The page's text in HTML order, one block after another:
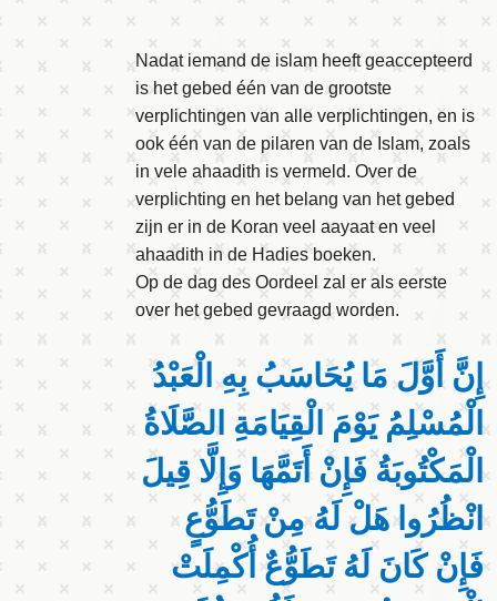
Nadat iemand de islam heeft geaccepteerd
is het gebed één van de grootste
verplichtingen van alle verplichtingen, en is
ook één van de pilaren van de Islam, zoals
in vele ahaadith is vermeld. Over de
verplichting en het belang van het gebed
zijn er in de Koran veel aayaat en veel
ahaadith in de Hadies boeken.
Op de dag des Oordeel zal er als eerste
over het gebed gevraagd worden.
إِنَّ أَوَّلَ مَا يُحَاسَبُ بِهِ الْعَبْدُ
الْمُسْلِمُ يَوْمَ الْقِيَامَةِ الصَّلَاةُ
الْمَكْتُوبَةُ فَإِنْ أَتَمَّهَا وَإِلَّا قِيلَ
انْظُرُوا هَلْ لَهُ مِنْ تَطَوُّعٍ
فَإِنْ كَانَ لَهُ تَطَوُّعٌ أُكْمِلَتْ